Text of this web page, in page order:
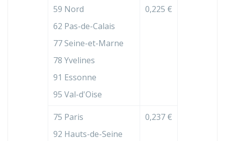
59 Nord
62 Pas-de-Calais
77 Seine-et-Marne
78 Yvelines
91 Essonne
95 Val-d'Oise
0,225 €
75 Paris
92 Hauts-de-Seine
0,237 €